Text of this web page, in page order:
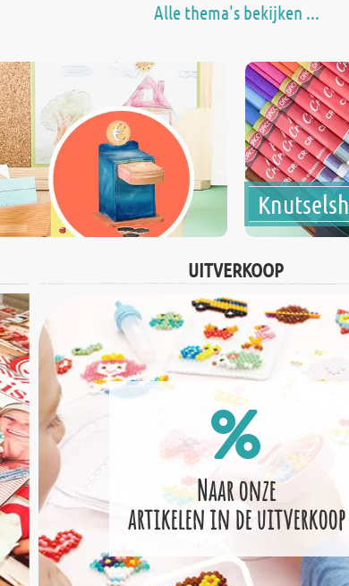
Alle thema's bekijken ...
UITVERKOOP
Naar onze
artikelen in de uitverkoop